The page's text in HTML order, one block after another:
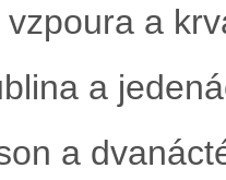
a
a
a